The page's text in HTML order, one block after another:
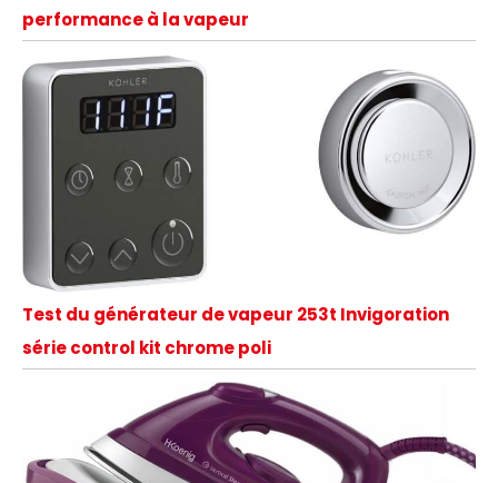
performance à la vapeur
Test du générateur de vapeur 253t Invigoration
série control kit chrome poli